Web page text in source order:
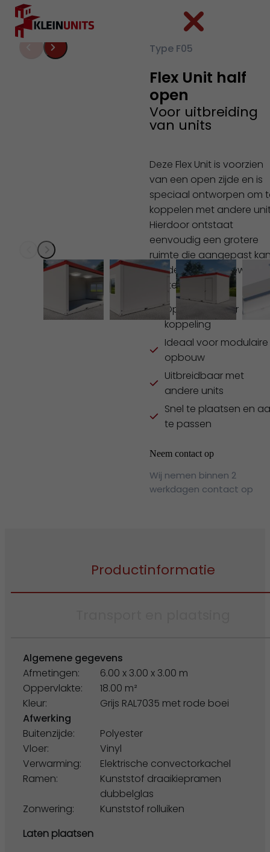
Ga naar hoofdinhoud
Type F05
Flex Unit half
open
Voor uitbreiding
van units
Deze Flex Unit is voorzien
van een open zijde en is
speciaal ontworpen om
koppelen met andere
Hierdoor ontstaat
eenvoudig een grotere
ruimte die aangepast
worden aan de
opstelling.
Open zijde voor
koppeling
Ideaal voor modulaire
opbouw
Uitbreidbaar met
andere units
Snel te plaatsen en
te passen
Neem contact op
Wij nemen binnen 2
werkdagen contact op
Productinformatie
Algemene gegevens
Afmetingen:
6.00 x 3.00 x 3.00 m
Oppervlakte:
18.00 m²
Kleur:
Grijs RAL7035 met rode boei
Afwerking
Buitenzijde:
Polyester
Vloer:
Vinyl
Verwarming:
Elektrische convectorkachel
Ramen:
Kunststof draaikiepramen
dubbelglas
Zonwering:
Kunststof rolluiken
Laten plaatsen